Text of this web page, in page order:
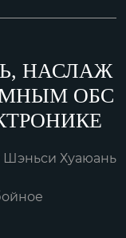
НАСЛАЖ
ОБС
Шэньси Хуаюань